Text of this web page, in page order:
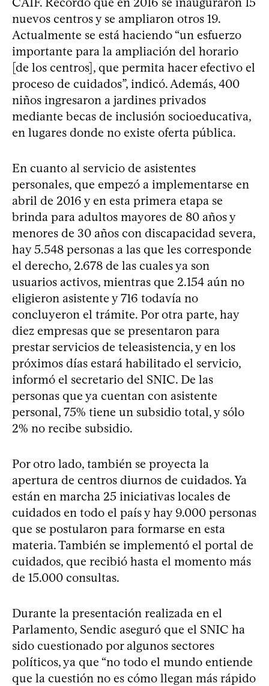
nuevos centros y se ampliaron otros 19.
Actualmente se está haciendo “un esfuerzo
importante para la ampliación del horario
[de los centros], que permita hacer efectivo el
proceso de cuidados”, indicó. Además, 400
niños ingresaron a jardines privados
mediante becas de inclusión socioeducativa,
en lugares donde no existe oferta pública.
En cuanto al servicio de asistentes
personales, que empezó a implementarse en
abril de 2016 y en esta primera etapa se
brinda para adultos mayores de 80 años y
menores de 30 años con discapacidad severa,
hay 5.548 personas a las que les corresponde
el derecho, 2.678 de las cuales ya son
usuarios activos, mientras que 2.154 aún no
eligieron asistente y 716 todavía no
concluyeron el trámite. Por otra parte, hay
diez empresas que se presentaron para
prestar servicios de teleasistencia, y en los
próximos días estará habilitado el servicio,
informó el secretario del SNIC. De las
personas que ya cuentan con asistente
personal, 75% tiene un subsidio total, y sólo
2% no recibe subsidio.
Por otro lado, también se proyecta la
apertura de centros diurnos de cuidados. Ya
están en marcha 25 iniciativas locales de
cuidados en todo el país y hay 9.000 personas
que se postularon para formarse en esta
materia. También se implementó el portal de
cuidados, que recibió hasta el momento más
de 15.000 consultas.
Durante la presentación realizada en el
Parlamento, Sendic aseguró que el SNIC ha
sido cuestionado por algunos sectores
políticos, ya que “no todo el mundo entiende
que la cuestión no es cómo llegan más rápido